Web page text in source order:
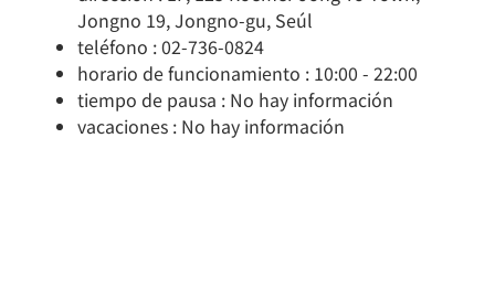
Jongno 19, Jongno-gu, Seúl
teléfono : 02-736-0824
horario de funcionamiento : 10:00 - 22:00
tiempo de pausa : No hay información
vacaciones : No hay información